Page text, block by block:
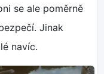
se ale poměrně
Jinak
navíc.